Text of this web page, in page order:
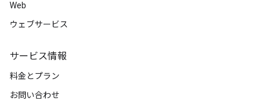
Web
ウェブサービス
サービス情報
料金とプラン
お問い合わせ